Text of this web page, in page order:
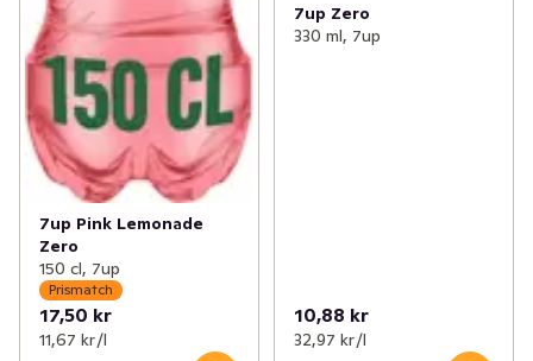
7up Pink Lemonade
Zero
150 cl, 7up
Prismatch
17,50 kr
11,67 kr /l
7up Zero
330 ml, 7up
10,88 kr
32,97 kr /l